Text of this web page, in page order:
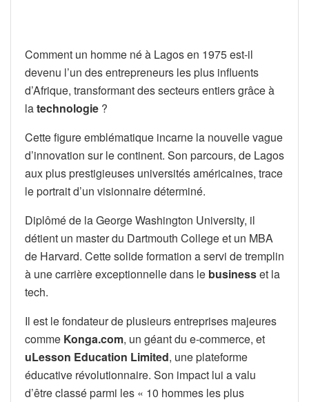
Comment un homme né à Lagos en 1975 est-il
devenu l’un des entrepreneurs les plus influents
d’Afrique, transformant des secteurs entiers grâce à
latechnologie ?
Cette figure emblématique incarne la nouvelle vague
d’innovation sur le continent. Son parcours, de Lagos
aux plus prestigieuses universités américaines, trace
le portrait d’un visionnaire déterminé.
Diplômé de la George Washington University, il
détient un master du Dartmouth College et un MBA
de Harvard. Cette solide formation a servi de tremplin
à une carrière exceptionnelle dans le businesset la
tech.
Il est le fondateur de plusieurs entreprises majeures
comme Konga.com, un géant du e-commerce, et
uLesson Education Limited, une plateforme
éducative révolutionnaire. Son impact lui a valu
d’être classé parmi les « 10 hommes les plus